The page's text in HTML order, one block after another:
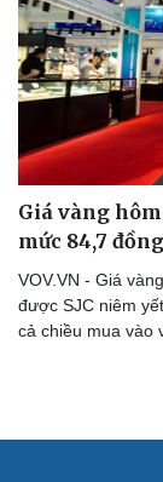
Giá vàng
mức 84,7
VOV.VN - Giá
được SJC niêm
cả chiều mua vào